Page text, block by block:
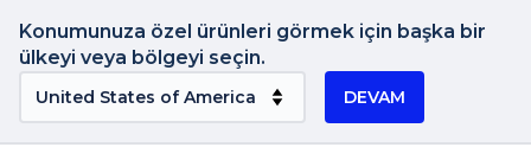
Konumunuza özel ürünleri görmek için başka bir
ülkeyi veya bölgeyi seçin.
DEVAM